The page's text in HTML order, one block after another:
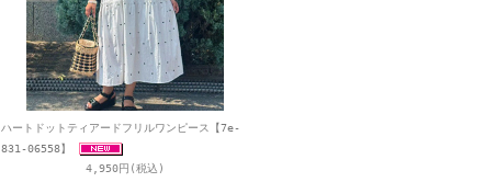
ハートドットティアードフリルワンピース【7e-
831-06558】
4,950円(税込)